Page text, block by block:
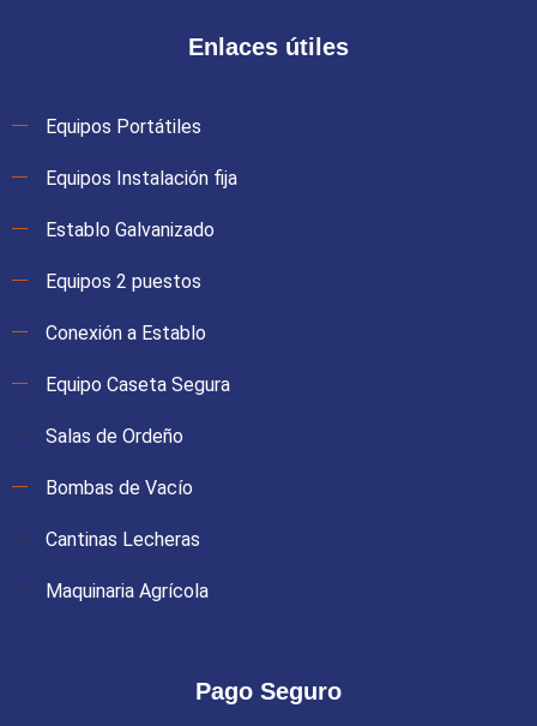
Enlaces útiles
Equipos Portátiles
Equipos Instalación fija
Establo Galvanizado
Equipos 2 puestos
Conexión a Establo
Equipo Caseta Segura
Salas de Ordeño
Bombas de Vacío
Cantinas Lecheras
Maquinaria Agrícola
Pago Seguro